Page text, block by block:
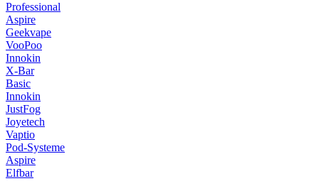
Professional
Aspire
Geekvape
VooPoo
Innokin
X-Bar
Basic
Innokin
JustFog
Joyetech
Vaptio
Pod-Systeme
Aspire
Elfbar